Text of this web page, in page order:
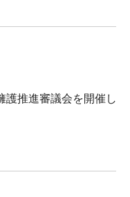
護推進審議会を開催し